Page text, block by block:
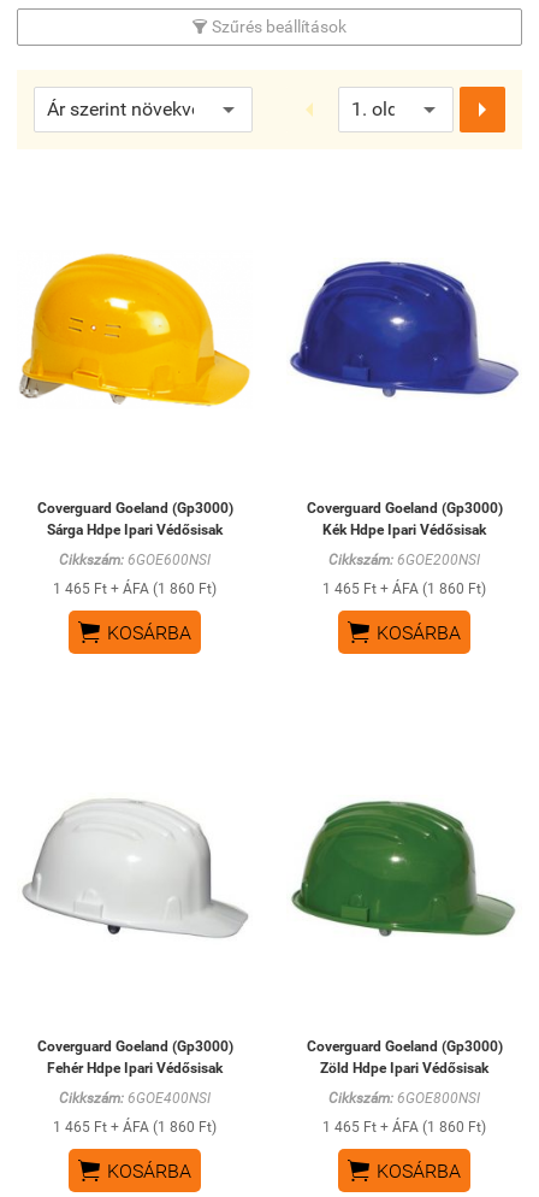
 Szűrés beállítások
 
Coverguard Goeland (Gp3000)
Sárga Hdpe Ipari Védősisak
Cikkszám: 6GOE600NSI
1 465 Ft + ÁFA (1 860 Ft)
 KOSÁRBA
Coverguard Goeland (Gp3000)
Kék Hdpe Ipari Védősisak
Cikkszám: 6GOE200NSI
1 465 Ft + ÁFA (1 860 Ft)
 KOSÁRBA
Coverguard Goeland (Gp3000)
Fehér Hdpe Ipari Védősisak
Cikkszám: 6GOE400NSI
1 465 Ft + ÁFA (1 860 Ft)
 KOSÁRBA
Coverguard Goeland (Gp3000)
Zöld Hdpe Ipari Védősisak
Cikkszám: 6GOE800NSI
1 465 Ft + ÁFA (1 860 Ft)
 KOSÁRBA